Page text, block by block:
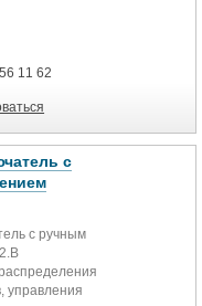
11 62
с
с ручным
управления